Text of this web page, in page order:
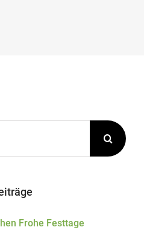
Frohe Festtage